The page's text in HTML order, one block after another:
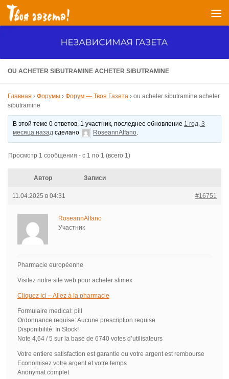
Перейти к содержимому
OU ACHETER SIBUTRAMINE ACHETER SIBUTRAMINE
Главная › Форумы › Форум — Твоя Газета › ou acheter sibutramine acheter
sibutramine
В этой теме 0 ответов, 1 участник, последнее обновление 1 год, 3
месяца назад сделано RoseannAlfano.
Просмотр 1 сообщения - с 1 по 1 (всего 1)
Автор Записи
11.04.2025 в 04:31 #16751
RoseannAlfano
Участник
Pharmacie européenne
Visitez notre site web pour acheter slimex
Cliquez ici – Allez à la pharmacie
Formulaire medical: pill
Ordonnance requise: Aucune prescription requise
Disponibilité: In Stock!
Note 4,64 / 5 sur la base de 6740 votes d’utilisateurs
Votre entiere satisfaction est garantie ou votre argent est rembourse
Economisez votre argent et votre temps
Anonymat complet